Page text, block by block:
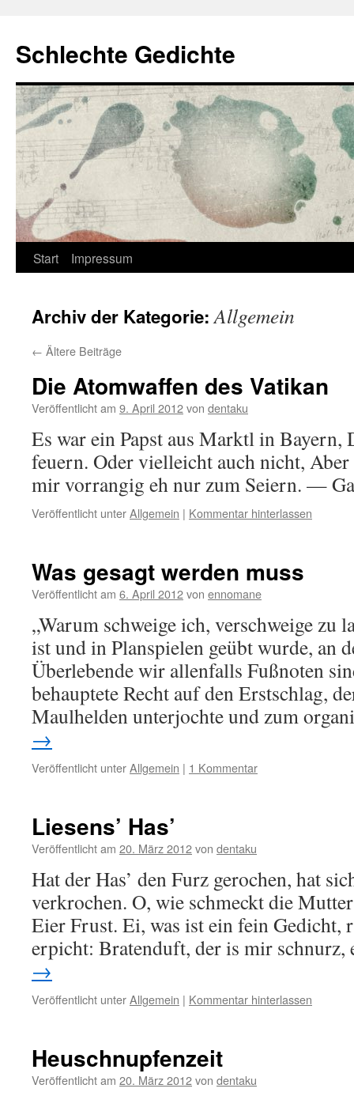
springen
Schlechte Gedichte
Start Impressum
Archiv der Kategorie:Allgemein
← Ältere Beiträge
Die Atomwaffen des Vatikan
Veröffentlicht am 9. April 2012von dentaku
Es war ein Papst aus Marktl in
feuern. Oder vielleicht auch nicht,
mir vorrangig eh nur zum Seiern. —
Veröffentlicht unterAllgemein | Kommentar hinterlassen
Was gesagt werden muss
Veröffentlicht am 6. April 2012von ennomane
„Warum schweige ich, verschweige zu
ist und in Planspielen geübt wurde, an
Überlebende wir allenfalls Fußnoten
behauptete Recht auf den Erstschlag,
Maulhelden unterjochte und zum
→
Veröffentlicht unterAllgemein | 1 Kommentar
Liesens’ Has’
Veröffentlicht am 20. März 2012von dentaku
Hat der Has’ den Furz gerochen, hat
verkrochen. O, wie schmeckt die
Eier Frust. Ei, was ist ein fein Gedicht,
erpicht: Bratenduft, der is mir
→
Veröffentlicht unterAllgemein | Kommentar hinterlassen
Heuschnupfenzeit
Veröffentlicht am 20. März 2012von dentaku